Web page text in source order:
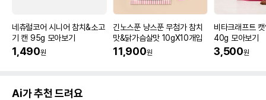
네츄럴코어 시니어 참치&소고
기 캔 95g 모아보기
1,490원
긴노스푼 냥스푼 무첨가 참치
맛&닭가슴살맛 10gX10개입
11,900원
비타크래프트
40g 모아보기
3,500원
Ai가 추천 드려요